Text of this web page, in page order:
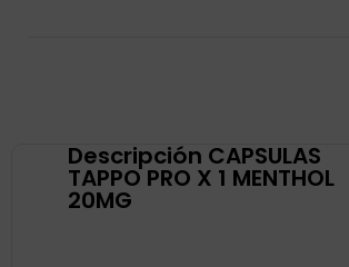
Descripción CAPSULAS
TAPPO PRO X 1 MENTHOL
20MG